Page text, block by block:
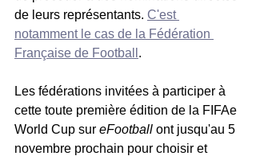
de leurs représentants. C'est
notamment le cas de la Fédération
Française de Football .
Les fédérations invitées à participer à
cette toute première édition de la FIFAe
World Cup sur eFootball ont jusqu'au 5
novembre prochain pour choisir et